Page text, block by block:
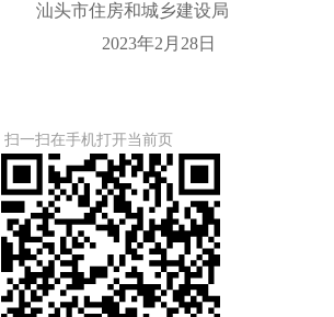
汕头市住房和城乡建设局
2023年2月28日
扫一扫在手机打开当前页